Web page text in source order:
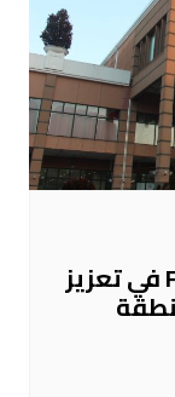
يسهم معرض Foodist Istanbul في تعزيز